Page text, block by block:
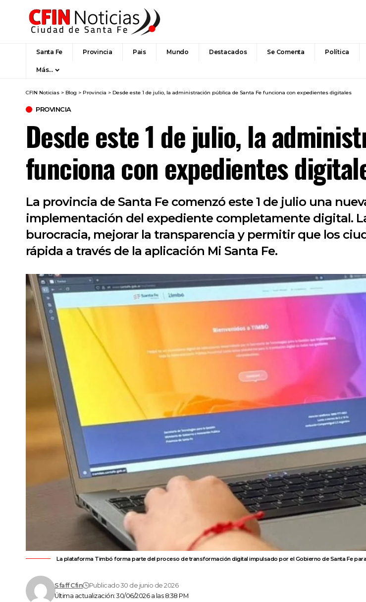
Santa Fe Provincia Pais Mundo Destacados Se Comenta Política
Más…
CFIN Noticias > Blog > Provincia > Desde este 1 de julio, la administración pública de Santa Fe funciona con expedientes digitales
PROVINCIA
Desde este 1 de julio, la
funciona con expedientes
La provincia de Santa Fe comenzó este 1 de julio una
implementación del expediente completamente digital.
burocracia, mejorar la transparencia y permitir que los
rápida a través de la aplicación Mi Santa Fe.
La plataforma Timbó forma parte del proceso de transformación digital impulsado por el Gobierno de Santa Fe
Última actualización: 30/06/2026 a las 8:38 PM
Sfaff Cfin Publicado 30 de junio de 2026